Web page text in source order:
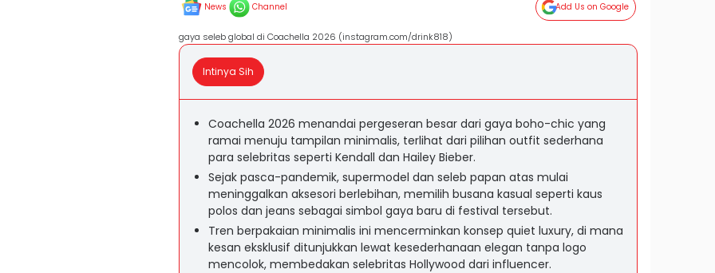
News Channel Add Us on Google
gaya seleb global di Coachella 2026 (instagram.com/drink818)
Intinya Sih
Coachella 2026 menandai pergeseran besar dari gaya boho-chic yang
ramai menuju tampilan minimalis, terlihat dari pilihan outfit sederhana
para selebritas seperti Kendall dan Hailey Bieber.
Sejak pasca-pandemik, supermodel dan seleb papan atas mulai
meninggalkan aksesori berlebihan, memilih busana kasual seperti kaus
polos dan jeans sebagai simbol gaya baru di festival tersebut.
Tren berpakaian minimalis ini mencerminkan konsep quiet luxury, di mana
kesan eksklusif ditunjukkan lewat kesederhanaan elegan tanpa logo
mencolok, membedakan selebritas Hollywood dari influencer.